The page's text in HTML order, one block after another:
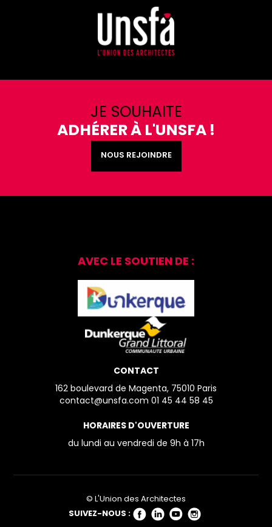
JE SOUHAITE
ADHÉRER À L'UNSFA !
NOUS REJOINDRE
AVEC LE SOUTIEN DE :
CONTACT
162 boulevard de Magenta, 75010 Paris
contact@unsfa.com 01 45 44 58 45
HORAIRES D'OUVERTURE
du lundi au vendredi de 9h à 17h
© L'Union des Architectes
SUIVEZ-NOUS :